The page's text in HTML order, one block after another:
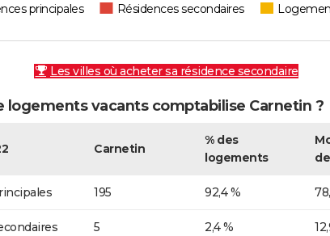
principales Résidences secondaires
Les villes où acheter sa résidence secondaire
logements vacants comptabilise Carnetin ?
Carnetin
% des
logements
195 92,4 %
5 2,4 %